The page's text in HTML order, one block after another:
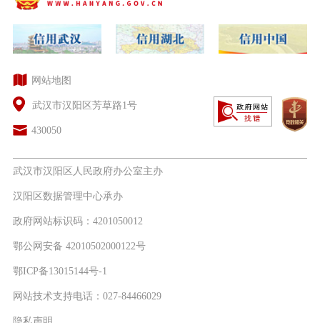
网站地图
武汉市汉阳区芳草路1号
430050
武汉市汉阳区人民政府办公室主办
汉阳区数据管理中心承办
政府网站标识码：4201050012
鄂公网安备 42010502000122号
鄂ICP备13015144号-1
网站技术支持电话：027-84466029